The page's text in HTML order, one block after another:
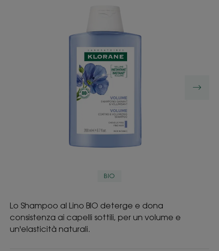
BIO
Lo Shampoo al Lino BIO deterge e dona
consistenza ai capelli sottili, per un volume e
un'elasticità naturali.